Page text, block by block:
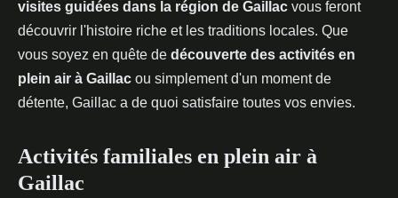
visites guidées dans la région de Gaillac vous feront
découvrir l'histoire riche et les traditions locales. Que
vous soyez en quête de découverte des activités en
plein air à Gaillac ou simplement d'un moment de
détente, Gaillac a de quoi satisfaire toutes vos envies.
Activités familiales en plein air à
Gaillac